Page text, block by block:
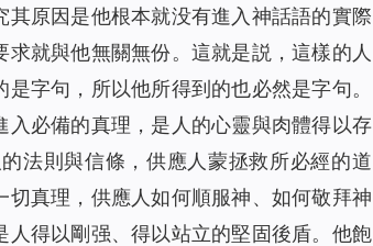
原因是他根本就没有進入神話語的實際
就與他無關無份。這就是説，這樣的人
字句，所以他所得到的也必然是字句。
必備的真理，是人的心靈與肉體得以存
法則與信條，供應人蒙拯救所必經的道
真理，供應人如何順服神、如何敬拜神
得以剛强、得以站立的堅固後盾。他飽